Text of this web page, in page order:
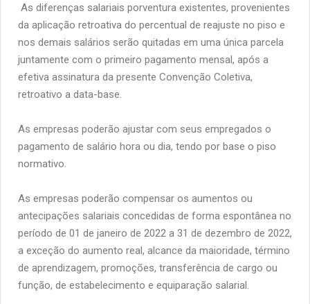
As diferenças salariais porventura existentes, provenientes
da aplicação retroativa do percentual de reajuste no piso e
nos demais salários serão quitadas em uma única parcela
juntamente com o primeiro pagamento mensal, após a
efetiva assinatura da presente Convenção Coletiva,
retroativo a data-base.
As empresas poderão ajustar com seus empregados o
pagamento de salário hora ou dia, tendo por base o piso
normativo.
As empresas poderão compensar os aumentos ou
antecipações salariais concedidas de forma espontânea no
período de 01 de janeiro de 2022 a 31 de dezembro de 2022,
a exceção do aumento real, alcance da maioridade, término
de aprendizagem, promoções, transferência de cargo ou
função, de estabelecimento e equiparação salarial.